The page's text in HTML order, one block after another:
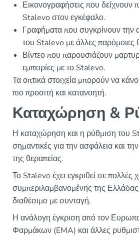
Εικονογραφήσεις που δείχνουν
Stalevo στον εγκέφαλο.
Γραφήματα που συγκρίνουν την
του Stalevo με άλλες παρόμοιες
Βίντεο που παρουσιάζουν
εμπειρίες με το Stalevo.
Τα οπτικά στοιχεία μπορούν να
πιο προσιτή και κατανοητή.
Καταχώρηση &
Η καταχώρηση και η ρύθμιση του
σημαντικές για την ασφάλεια και
της θεραπείας.
Το Stalevo έχει εγκριθεί σε πολλές
συμπεριλαμβανομένης της
διαθέσιμο με συνταγή.
Η ανάλογη έγκριση από τον
Φαρμάκων (EMA) και άλλες